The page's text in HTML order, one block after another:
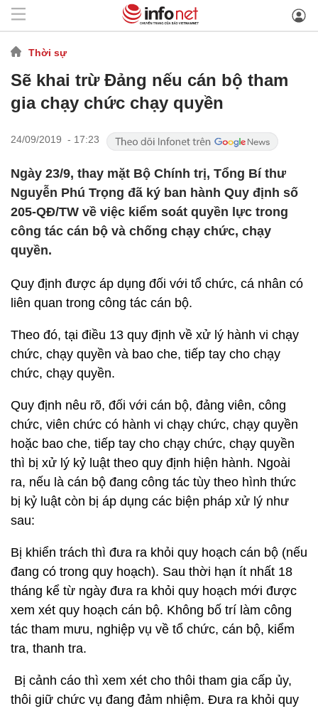
Thời sự
Sẽ khai trừ Đảng nếu cán bộ tham
gia chạy chức chạy quyền
24/09/2019 - 17:23
Ngày 23/9, thay mặt Bộ Chính trị, Tổng Bí thư
Nguyễn Phú Trọng đã ký ban hành Quy định số
205-QĐ/TW về việc kiểm soát quyền lực trong
công tác cán bộ và chống chạy chức, chạy
quyền.
Quy định được áp dụng đối với tổ chức, cá nhân có
liên quan trong công tác cán bộ.
Theo đó, tại điều 13 quy định về xử lý hành vi chạy
chức, chạy quyền và bao che, tiếp tay cho chạy
chức, chạy quyền.
Quy định nêu rõ, đối với cán bộ, đảng viên, công
chức, viên chức có hành vi chạy chức, chạy quyền
hoặc bao che, tiếp tay cho chạy chức, chạy quyền
thì bị xử lý kỷ luật theo quy định hiện hành. Ngoài
ra, nếu là cán bộ đang công tác tùy theo hình thức
bị kỷ luật còn bị áp dụng các biện pháp xử lý như
sau:
Bị khiển trách thì đưa ra khỏi quy hoạch cán bộ (nếu
đang có trong quy hoạch). Sau thời hạn ít nhất 18
tháng kể từ ngày đưa ra khỏi quy hoạch mới được
xem xét quy hoạch cán bộ. Không bố trí làm công
tác tham mưu, nghiệp vụ về tổ chức, cán bộ, kiểm
tra, thanh tra.
Bị cảnh cáo thì xem xét cho thôi tham gia cấp ủy,
thôi giữ chức vụ đang đảm nhiệm. Đưa ra khỏi quy